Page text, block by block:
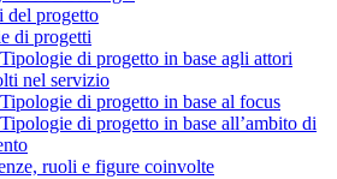
del progetto
di progetti
di progetto in base agli attori
nel servizio
di progetto in base al focus
di progetto in base all’ambito di
ruoli e figure coinvolte